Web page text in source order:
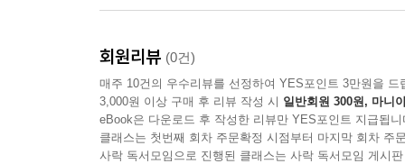
칠 수 있다. 예를 들어 이제 우리는 우리가 비교하
기 주변부의 ‘타자들’에 대해 어떤 태도를 취했는
ok at 텍스트를 통해 그 너머를 보게look through
--- p.177
이러한 강한 혐오의 이미지는 거의 모든 주변적
속에서는 이야기되지 않는 것들이 있게 마련이다
있다. 왜냐하면 각 신화들의 세부적인 차이를
반대로 나의 신화에서는 꿈꿀 수 없지만 다른 사
익숙하게 여기고 있는 것들을 ‘낯선 것’으로 볼
않았던 것을 다시 보게 되고, 이로써 새로운 사고
회원리뷰 (0건)
매주 10건의 우수리뷰를 선정하여 YES포인트 3만원을 드
3,000원 이상 구매 후 리뷰 작성 시 일반회원 300원, 마니
eBook은 다운로드 후 작성한 리뷰만 YES포인트 지급됩니
클래스는 첫번째 회차 주문확정 시점부터 마지막 회차 주
사락 독서모임으로 진행된 클래스는 사락 독서모임 게시